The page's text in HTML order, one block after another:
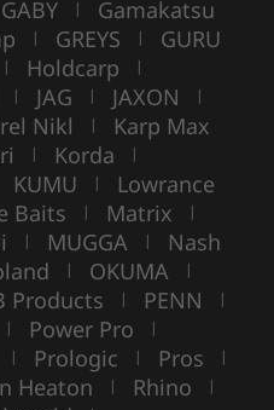
GABY | Gamakatsu
| GREYS | GURU
| Holdcarp |
| JAG | JAXON |
Nikl | Karp Max
| Korda |
KUMU | Lowrance
Baits | Matrix |
| MUGGA | Nash
| OKUMA |
Products | PENN |
| Power Pro |
| Prologic | Pros |
Heaton | Rhino |